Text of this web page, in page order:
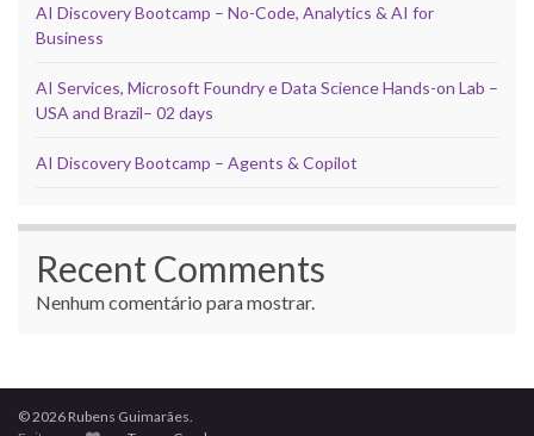
AI Discovery Bootcamp – No-Code, Analytics & AI for
Business
AI Services, Microsoft Foundry e Data Science Hands-on Lab –
USA and Brazil– 02 days
AI Discovery Bootcamp – Agents & Copilot
Recent Comments
Nenhum comentário para mostrar.
© 2026 Rubens Guimarães.